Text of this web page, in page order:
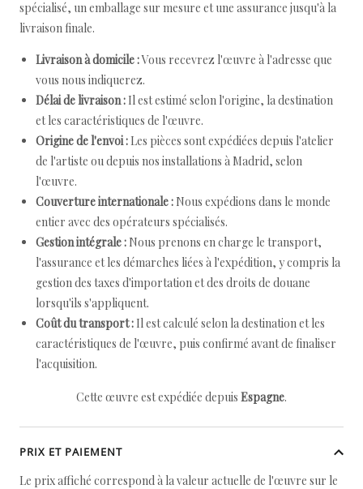
spécialisé, un emballage sur mesure et une assurance jusqu'à la
livraison finale.
Livraison à domicile :Vous recevrez l'œuvre à l'adresse que
vous nous indiquerez.
Délai de livraison : Il est estimé selon l'origine, la destination
et les caractéristiques de l'œuvre.
Origine de l'envoi : Les pièces sont expédiées depuis l'atelier
de l'artiste ou depuis nos installations à Madrid, selon
l'œuvre.
Couverture internationale : Nous expédions dans le monde
entier avec des opérateurs spécialisés.
Gestion intégrale : Nous prenons en charge le transport,
l'assurance et les démarches liées à l'expédition, y compris la
gestion des taxes d'importation et des droits de douane
lorsqu'ils s'appliquent.
Coût du transport : Il est calculé selon la destination et les
caractéristiques de l'œuvre, puis confirmé avant de finaliser
l'acquisition.
Cette œuvre est expédiée depuis Espagne.
PRIX ET PAIEMENT
Le prix affiché correspond à la valeur actuelle de l'œuvre sur le